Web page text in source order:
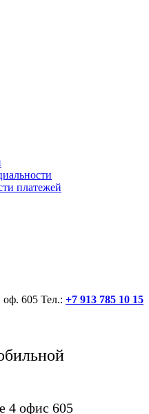
платежей
оф. 605 Тел.: +7 913 785 10 15
4 офис 605